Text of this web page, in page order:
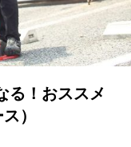
る！おススメ
）